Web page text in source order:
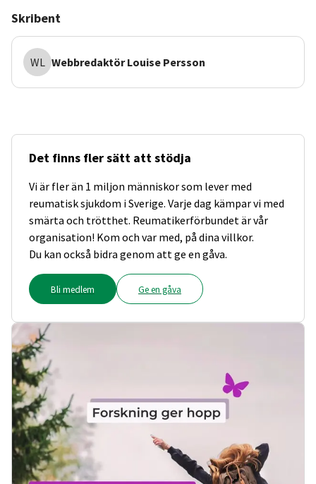
Skribent
WL Webbredaktör Louise Persson
Det finns fler sätt att stödja
Vi är fler än 1 miljon människor som lever med
reumatisk sjukdom i Sverige. Varje dag kämpar vi med
smärta och trötthet. Reumatikerförbundet är vår
organisation! Kom och var med, på dina villkor.
Du kan också bidra genom att ge en gåva.
Bli medlem Ge en gåva